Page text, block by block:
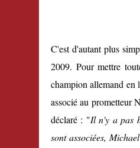
C'est d'autant plus
2009. Pour mettre
champion allemand en
associé au prometteur
déclaré : "Il n'y a pas
sont associées,